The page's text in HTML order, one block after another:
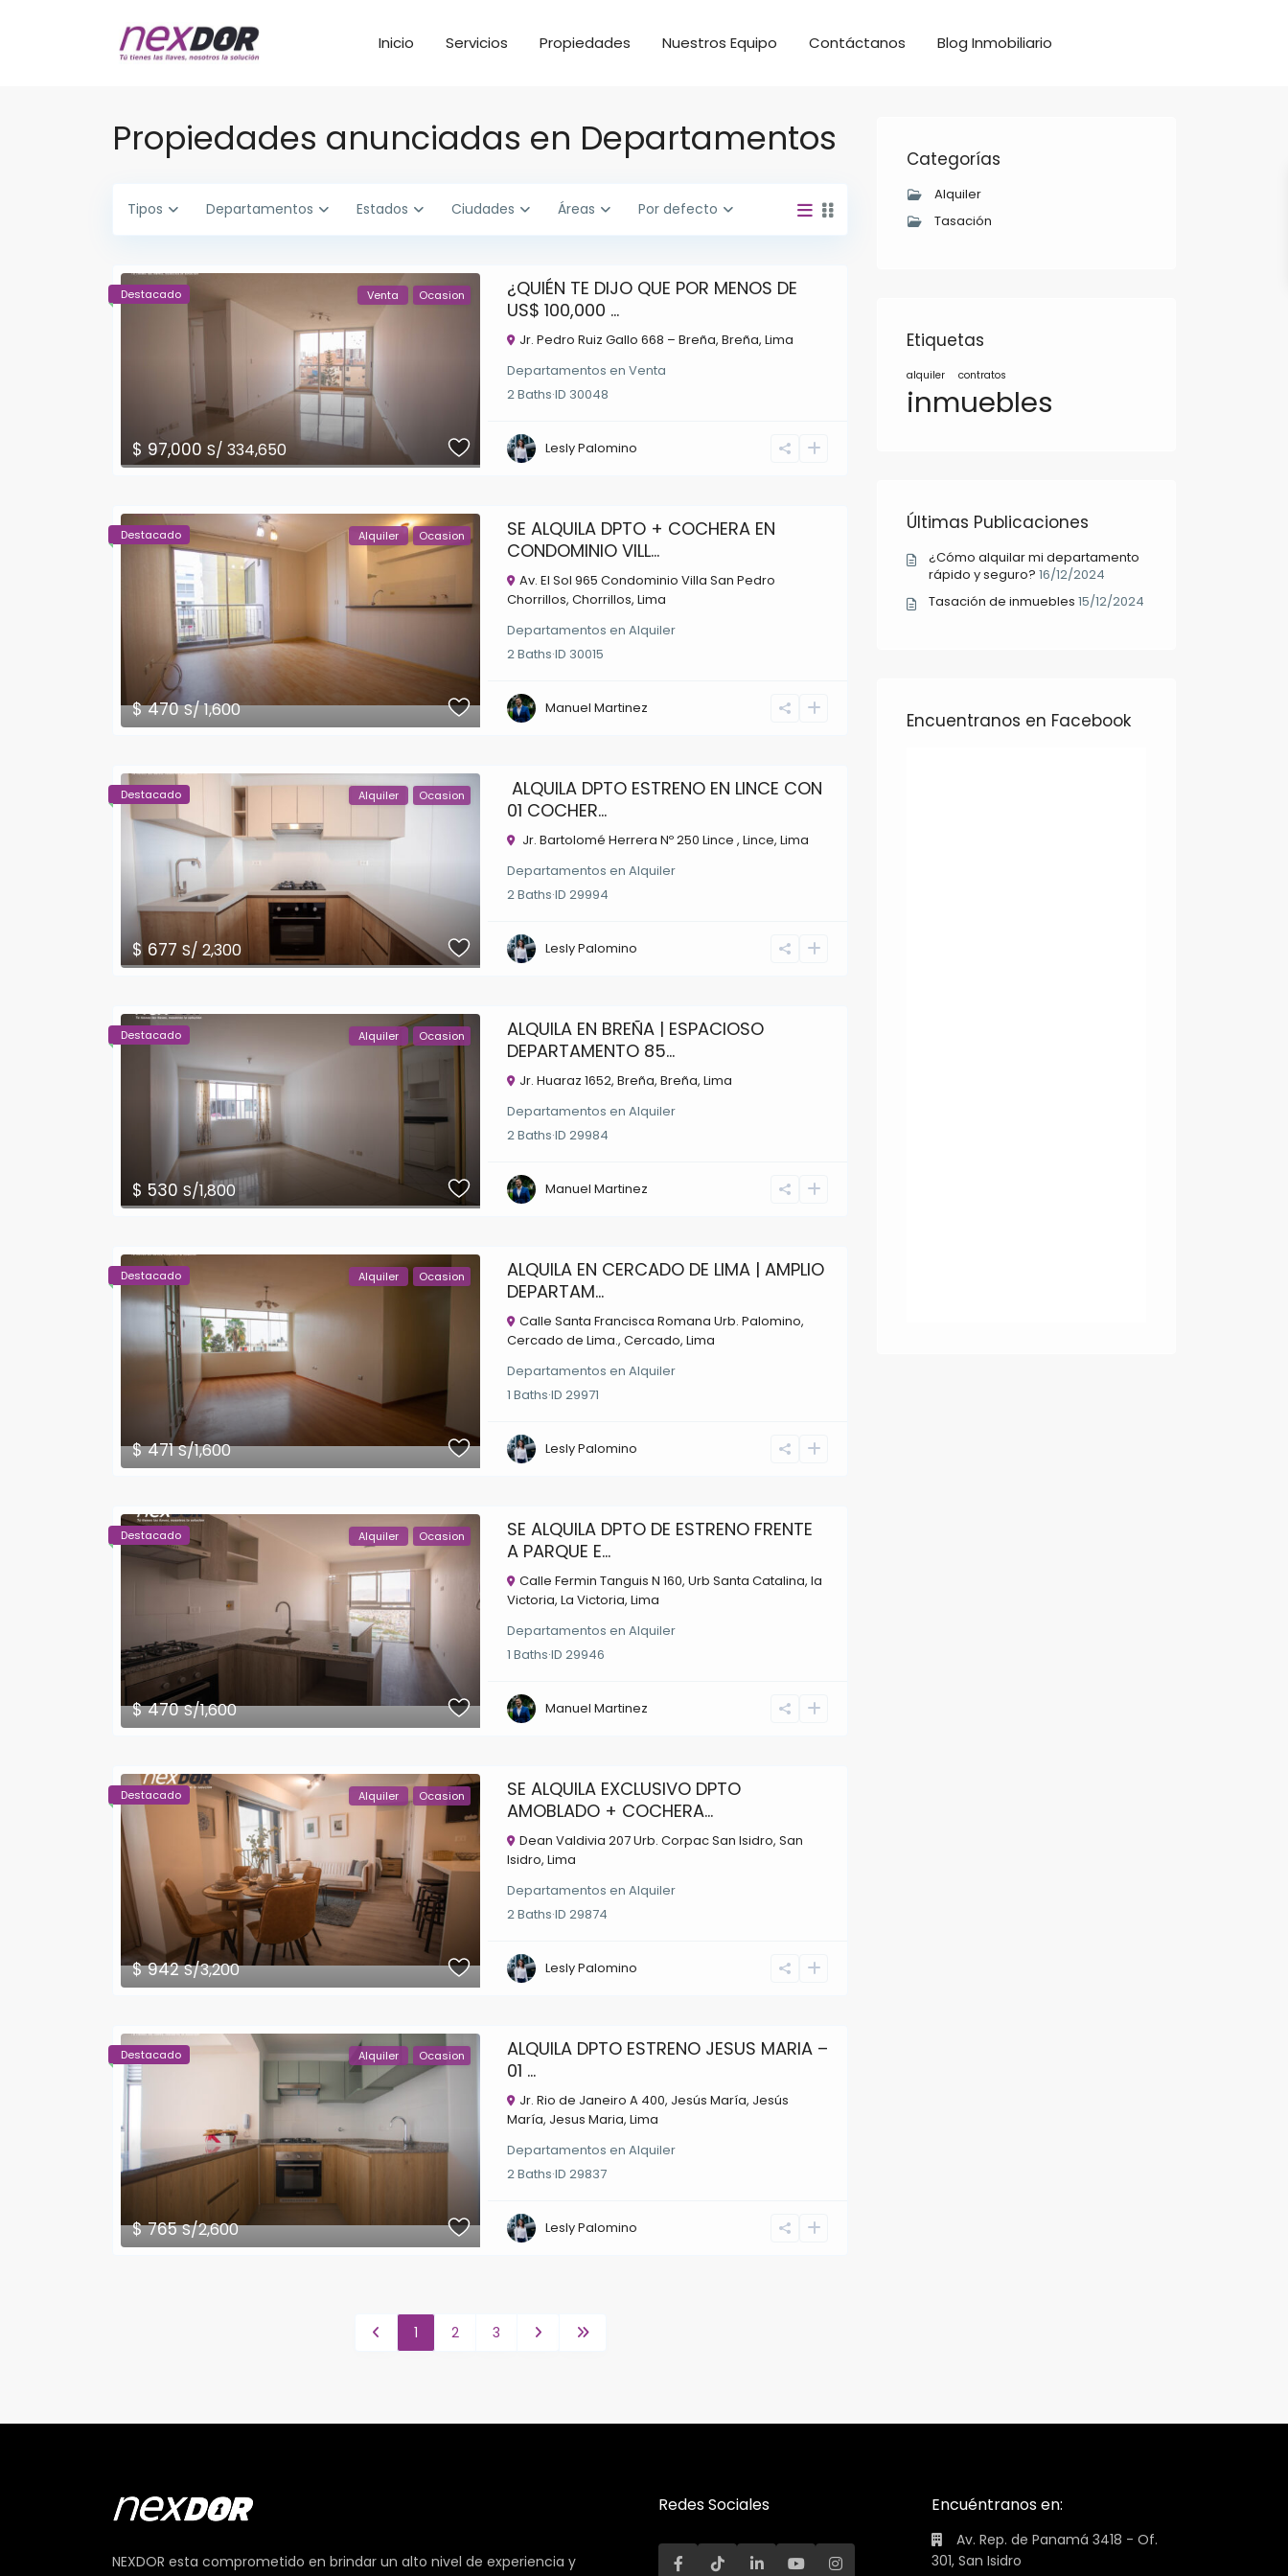
Inicio Servicios Propiedades Nuestros Equipo Contáctanos Blog Inmobiliario
Propiedades anunciadas en Departamentos
Tipos Departamentos Estados Ciudades Áreas Por defecto
$ 97,000 S/ 334,650
Venta Ocasion
Destacado
¿QUIÉN TE DIJO QUE POR MENOS DE
US$ 100,000 ...
Jr. Pedro Ruiz Gallo 668 – Breña, Breña, Lima
Departamentos en Venta
2Baths·ID 30048
Lesly Palomino
$ 470S/ 1,600
Alquiler Ocasion
Destacado
SE ALQUILA DPTO + COCHERA EN
CONDOMINIO VILL...
Av. El Sol 965 Condominio Villa San Pedro
Chorrillos, Chorrillos, Lima
Departamentos en Alquiler
2Baths·ID 30015
Manuel Martinez
$ 677 S/ 2,300
Alquiler Ocasion
Destacado
ALQUILA DPTO ESTRENO EN LINCE CON
01 COCHER...
Jr. Bartolomé Herrera Nº 250 Lince , Lince, Lima
Departamentos en Alquiler
2Baths·ID 29994
Lesly Palomino
$ 530 S/1,800
Alquiler Ocasion
Destacado
ALQUILA EN BREÑA | ESPACIOSO
DEPARTAMENTO 85...
Jr. Huaraz 1652, Breña, Breña, Lima
Departamentos en Alquiler
2Baths·ID 29984
Manuel Martinez
$ 471S/1,600
Alquiler Ocasion
Destacado
ALQUILA EN CERCADO DE LIMA | AMPLIO
DEPARTAM...
Calle Santa Francisca Romana Urb. Palomino,
Cercado de Lima., Cercado, Lima
Departamentos en Alquiler
1 Baths·ID 29971
Lesly Palomino
$ 470S/1,600
Alquiler Ocasion
Destacado
SE ALQUILA DPTO DE ESTRENO FRENTE
A PARQUE E...
Calle Fermin Tanguis N 160, Urb Santa Catalina, la
Victoria, La Victoria, Lima
Departamentos en Alquiler
1 Baths·ID 29946
Manuel Martinez
$ 942S/3,200
Alquiler Ocasion
Destacado
SE ALQUILA EXCLUSIVO DPTO
AMOBLADO + COCHERA...
Dean Valdivia 207 Urb. Corpac San Isidro, San
Isidro, Lima
Departamentos en Alquiler
2Baths·ID 29874
Lesly Palomino
$ 765S/2,600
Alquiler Ocasion
Destacado
ALQUILA DPTO ESTRENO JESUS MARIA –
01 ...
Jr. Rio de Janeiro A 400, Jesús María, Jesús
María, Jesus Maria, Lima
Departamentos en Alquiler
2Baths·ID 29837
Lesly Palomino
1 2 3
Categorías
Alquiler
Tasación
Etiquetas
alquiler contratos
inmuebles
Últimas Publicaciones
¿Cómo alquilar mi departamento
rápido y seguro? 16/12/2024
Tasación de inmuebles 15/12/2024
Encuentranos en Facebook
NEXDOR esta comprometido en brindar un alto nivel de experiencia y
Redes Sociales Encuéntranos en:
Av. Rep. de Panamá 3418 - Of.
301, San Isidro